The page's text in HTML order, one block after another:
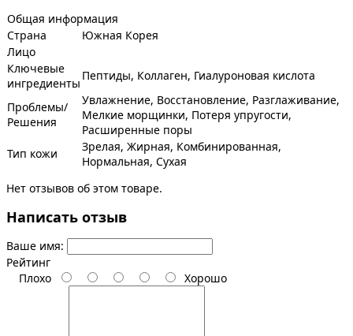
Общая информация
Страна
Южная Корея
Лицо
Ключевые
ингредиенты
Пептиды, Коллаген, Гиалуроновая кислота
Проблемы/
Решения
Увлажнение, Восстановление, Разглаживание,
Мелкие морщинки, Потеря упругости,
Расширенные поры
Тип кожи
Зрелая, Жирная, Комбинированная,
Нормальная, Сухая
Нет отзывов об этом товаре.
Написать отзыв
Ваше имя:
Рейтинг
Плохо
Хорошо